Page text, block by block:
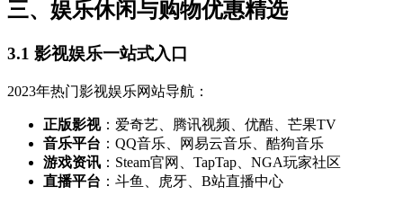
三、娱乐休闲与购物优惠精选
3.1 影视娱乐一站式入口
2023年热门影视娱乐网站导航：
正版影视：爱奇艺、腾讯视频、优酷、芒果TV
音乐平台 ：QQ音乐、网易云音乐、酷狗音乐
游戏资讯 ：Steam官网、TapTap、NGA玩家社区
直播平台 ：斗鱼、虎牙、B站直播中心